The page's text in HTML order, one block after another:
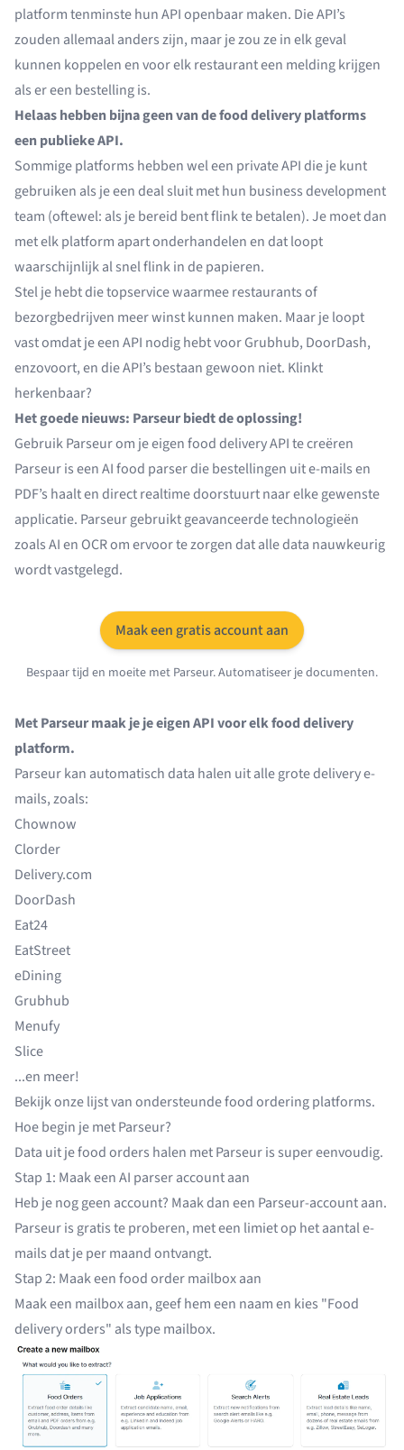
platform tenminste hun API openbaar maken. Die API’s
zouden allemaal anders zijn, maar je zou ze in elk geval
kunnen koppelen en voor elk restaurant een melding krijgen
als er een bestelling is.
Helaas hebben bijna geen van de food delivery platforms
een publieke API.
Sommige platforms hebben wel een private API die je kunt
gebruiken als je een deal sluit met hun business development
team (oftewel: als je bereid bent flink te betalen). Je moet dan
met elk platform apart onderhandelen en dat loopt
waarschijnlijk al snel flink in de papieren.
Stel je hebt die topservice waarmee restaurants of
bezorgbedrijven meer winst kunnen maken. Maar je loopt
vast omdat je een API nodig hebt voor Grubhub, DoorDash,
enzovoort, en die API’s bestaan gewoon niet. Klinkt
herkenbaar?
Het goede nieuws: Parseur biedt de oplossing!
Gebruik Parseur om je eigen food delivery API te creëren
Parseuris een AI food parser diebestellingen uit e-mailsen
PDF’s haalt en direct realtime doorstuurt naar elke gewenste
applicatie. Parseur gebruikt geavanceerde technologieën
zoals AI en OCR om ervoor te zorgen dat alle data nauwkeurig
wordt vastgelegd.
Maak een gratis account aan
Bespaar tijd en moeite met Parseur. Automatiseer je documenten.
Met Parseur maak je je eigen API voor elk food delivery
platform.
Parseur kan automatisch data halen uit alle grote delivery e-
mails, zoals:
Chownow
Clorder
Delivery.com
DoorDash
Eat24
EatStreet
eDining
Grubhub
Menufy
Slice
...en meer!
Bekijk onzelijst van ondersteunde food ordering platforms.
Hoe begin je met Parseur?
Data uit je food orders halen met Parseur is super eenvoudig.
Stap 1: Maak een AI parser account aan
Heb je nog geen account? Maak dan een Parseur-account aan.
Parseur is gratis te proberen, met een limiet op het aantal e-
mails dat je per maand ontvangt.
Stap 2: Maak een food order mailbox aan
Maak een mailbox aan, geef hem een naam en kies "Food
delivery orders" als type mailbox.